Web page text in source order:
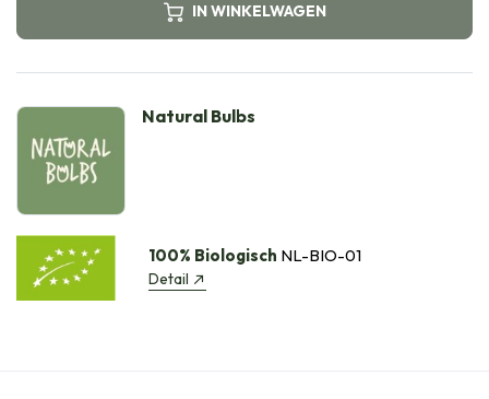
IN WINKELWAGEN
Natural Bulbs
100% Biologisch NL-BIO-01
Detail